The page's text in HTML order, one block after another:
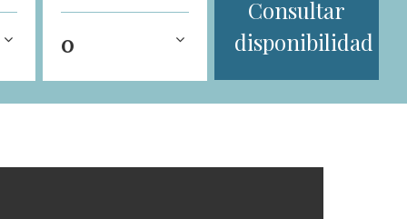
0
Consultar
disponibilidad